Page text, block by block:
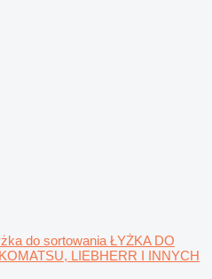
do sortowania ŁYŻKA DO
LIEBHERR I INNYCH